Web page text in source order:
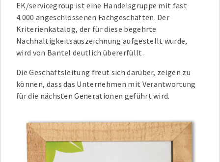
EK/servicegroup ist eine Handelsgruppe mit fast
4.000 angeschlossenen Fachgeschäften. Der
Kriterienkatalog, der für diese begehrte
Nachhaltigkeitsauszeichnung aufgestellt wurde,
wird von Bantel deutlich übererfüllt.
Die Geschäftsleitung freut sich darüber, zeigen zu
können, dass das Unternehmen mit Verantwortung
für die nächsten Generationen geführt wird.